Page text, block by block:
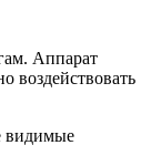
Аппарат
воздействовать
видимые